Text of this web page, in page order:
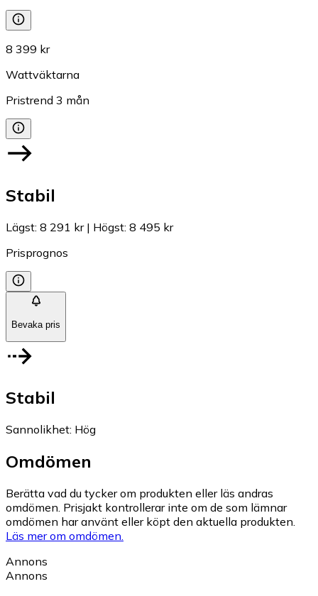
8 399 kr
Wattväktarna
Pristrend 3 mån
Stabil
Lägst: 8 291 kr| Högst: 8 495 kr
Prisprognos
Bevaka pris
Stabil
Sannolikhet: Hög
Omdömen
Berätta vad du tycker om produkten eller läs andras
omdömen. Prisjakt kontrollerar inte om de som lämnar
omdömen har använt eller köpt den aktuella produkten.
Läs mer om omdömen.
Annons
Annons